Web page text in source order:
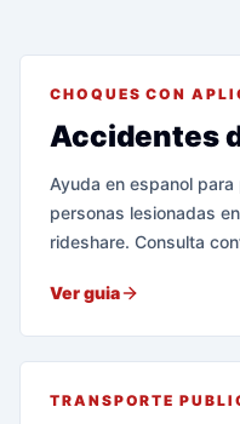
CHOQUES CON
Accidentes
Ayuda en espanol
personas lesionadas
rideshare. Consulta
Ver guia
TRANSPORTE